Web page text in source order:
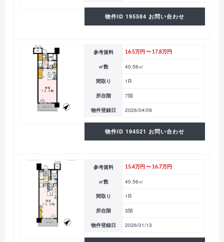
物件ID 195584 お問い合わせ
参考賃料 16.5万円 〜 17.8万円
㎡数 40.56㎡
間取り 1R
所在階 7階
物件登録日 2026/04/09
物件ID 194521 お問い合わせ
参考賃料 15.4万円 〜 16.7万円
㎡数 40.56㎡
間取り 1R
所在階 3階
物件登録日 2026/01/13